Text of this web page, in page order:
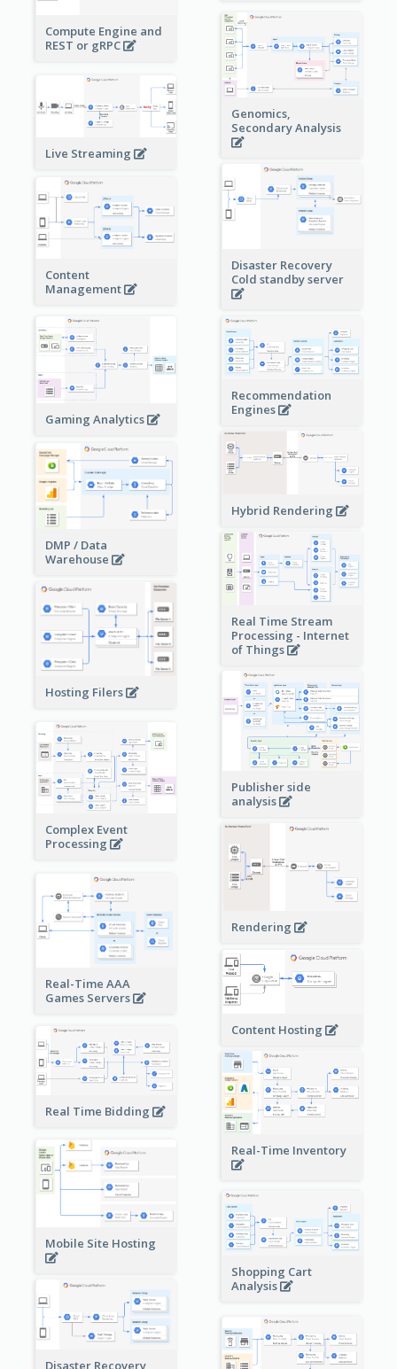
Compute Engine and
REST or gRPC
Genomics,
Secondary Analysis
Live Streaming
Disaster Recovery
Cold standby server
Content
Management
Gaming Analytics
Recommendation
Engines
Hybrid Rendering
DMP / Data
Warehouse
Real Time Stream
Processing - Internet
of Things
Hosting Filers
Publisher side
analysis
Complex Event
Processing
Rendering
Real-Time AAA
Games Servers
Content Hosting
Real Time Bidding
Real-Time Inventory
Mobile Site Hosting
Shopping Cart
Analysis
Disaster Recovery